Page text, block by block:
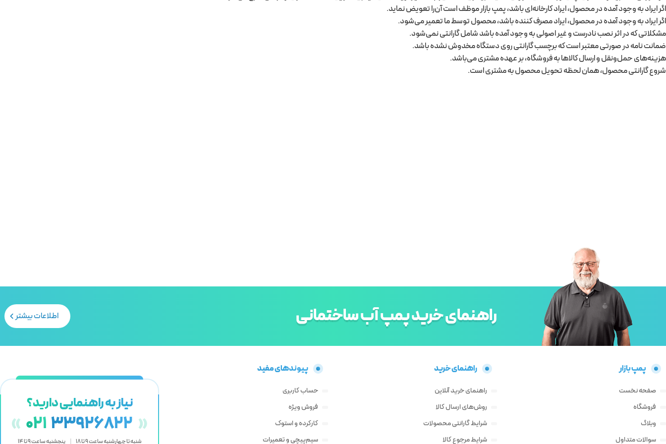
اگر ایراد به وجود آمده در محصول، ایراد کارخانه‌ای باشد، پمپ بازار موظف است آن‌را تعویض نماید.
اگر ایراد به وجود آمده در محصول، ایراد مصرف کننده باشد، محصول توسط ما تعمیر می‌شود.
مشکلاتی که در اثر نصب نادرست و غیر اصولی به وجود آمده باشد شامل گارانتی نمی‌شود.
ضمانت نامه در صورتی معتبر است که برچسب گارانتی روی دستگاه مخدوش نشده باشد.
هزینه‌های حمل‌ونقل و ارسال کالاها به فروشگاه، بر عهده مشتری می‌باشد.
شروع گارانتی محصول، همان لحظه تحویل محصول به مشتری است.
راهنمای خرید پمپ آب ساختمانی اطلاعات بیشتر
پمپ بازار
صفحه نخست
فروشگاه
وبلاگ
سوالات متداول
راهنمای خرید
راهنمای خرید آنلاین
روش‌های ارسال کالا
شرایط گارانتی محصولات
شرایط مرجوع کالا
پیوندهای مفید
حساب کاربری
فروش ویژه
کارکرده و استوک
سیم‌پیچی و تعمیرات
نیاز به راهنمایی دارید؟
« 021 33926822 »
شنبه تا چهارشنبه ساعت 9 تا 18 | پنجشنبه ساعت 9 تا 14